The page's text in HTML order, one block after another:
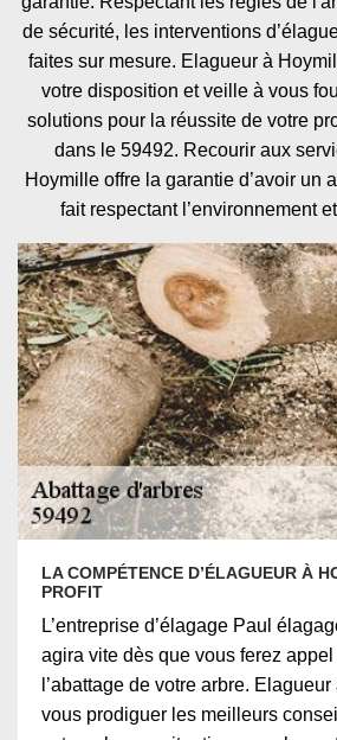
de sécurité, les interventions
faites sur mesure. Elagueur à
votre disposition et veille à vous
solutions pour la réussite de votre
dans le 59492. Recourir aux
Hoymille offre la garantie d’avoir un
fait respectant l’environnement
LA COMPÉTENCE D’ÉLAGUEUR À
PROFIT
L’entreprise d’élagage Paul
agira vite dès que vous ferez
l’abattage de votre arbre.
vous prodiguer les meilleurs